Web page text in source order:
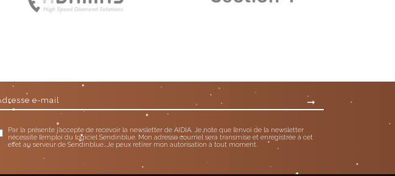
Par la présente j’accepte de recevoir la newsletter de AIDIA. Je note que l’envoi de la newsletter
nécessite l’emploi du logiciel Sendinblue. Mon adresse courriel sera transmise et enregistrée à cet
effet au serveur de Sendinblue. Je peux retirer mon autorisation à tout moment.